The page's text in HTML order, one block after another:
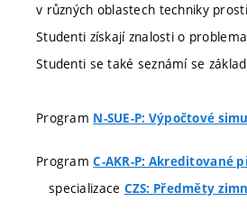
v různých oblastech techniky
Studenti získají znalosti o
Studenti se také seznámí se
Program N-SUE-P: Výpočtové
ProgramC-AKR-P: Akreditované
specializace CZS: Předměty